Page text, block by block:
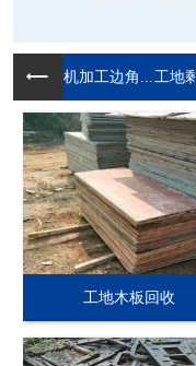
机加工边角... 工地
工地木板回收